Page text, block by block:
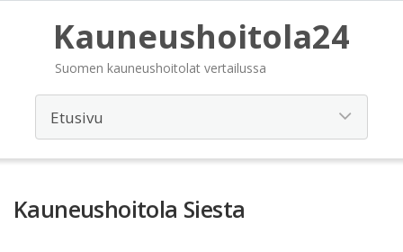
Kauneushoitola24
Suomen kauneushoitolat vertailussa
Kauneushoitola Siesta